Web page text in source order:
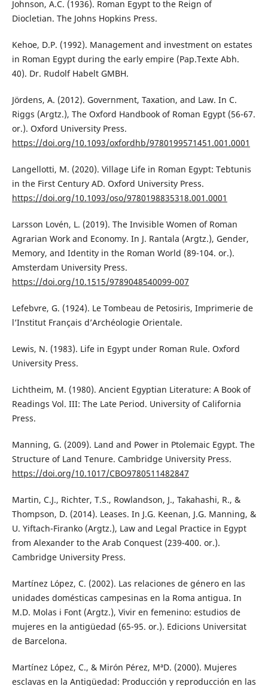
Johnson, A.C. (1936). Roman Egypt to the Reign of
Diocletian. The Johns Hopkins Press.
Kehoe, D.P. (1992). Management and investment on estates
in Roman Egypt during the early empire (Pap.Texte Abh.
40). Dr. Rudolf Habelt GMBH.
Jördens, A. (2012). Government, Taxation, and Law. In C.
Riggs (Argtz.), The Oxford Handbook of Roman Egypt (56-67.
or.). Oxford University Press.
https://doi.org/10.1093/oxfordhb/9780199571451.001.0001
Langellotti, M. (2020). Village Life in Roman Egypt: Tebtunis
in the First Century AD. Oxford University Press.
https://doi.org/10.1093/oso/9780198835318.001.0001
Larsson Lovén, L. (2019). The Invisible Women of Roman
Agrarian Work and Economy. In J. Rantala (Argtz.), Gender,
Memory, and Identity in the Roman World (89-104. or.).
Amsterdam University Press.
https://doi.org/10.1515/9789048540099-007
Lefebvre, G. (1924). Le Tombeau de Petosiris, Imprimerie de
l’Institut Français d’Archéologie Orientale.
Lewis, N. (1983). Life in Egypt under Roman Rule. Oxford
University Press.
Lichtheim, M. (1980). Ancient Egyptian Literature: A Book of
Readings Vol. III: The Late Period. University of California
Press.
Manning, G. (2009). Land and Power in Ptolemaic Egypt. The
Structure of Land Tenure. Cambridge University Press.
https://doi.org/10.1017/CBO9780511482847
Martin, C.J., Richter, T.S., Rowlandson, J., Takahashi, R., &
Thompson, D. (2014). Leases. In J.G. Keenan, J.G. Manning, &
U. Yiftach-Firanko (Argtz.), Law and Legal Practice in Egypt
from Alexander to the Arab Conquest (239-400. or.).
Cambridge University Press.
Martínez López, C. (2002). Las relaciones de género en las
unidades domésticas campesinas en la Roma antigua. In
M.D. Molas i Font (Argtz.), Vivir en femenino: estudios de
mujeres en la antigüedad (65-95. or.). Edicions Universitat
de Barcelona.
Martínez López, C., & Mirón Pérez, MªD. (2000). Mujeres
esclavas en la Antigüedad: Producción y reproducción en las